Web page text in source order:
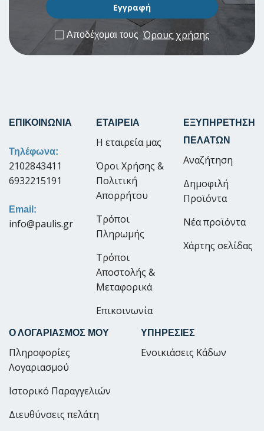
Αποδέχομαι τους Όρους χρήσης
ΕΠΙΚΟΙΝΩΝΙΑ
Τηλέφωνα:
2102843411
6932215191
Email:
info@paulis.gr
ΕΤΑΙΡΕΙΑ
Η εταιρεία μας
Όροι Χρήσης &
Πολιτική
Απορρήτου
Τρόποι
Πληρωμής
Τρόποι
Αποστολής &
Μεταφορικά
Επικοινωνία
ΕΞΥΠΗΡΕΤΗΣΗ
ΠΕΛΑΤΩΝ
Αναζήτηση
Δημοφιλή
Προϊόντα
Νέα προϊόντα
Χάρτης σελίδας
Ο ΛΟΓΑΡΙΑΣΜΟΣ ΜΟΥ
Πληροφορίες
Λογαριασμού
Ιστορικό Παραγγελιών
Διευθύνσεις πελάτη
ΥΠΗΡΕΣΙΕΣ
Ενοικιάσεις Κάδων